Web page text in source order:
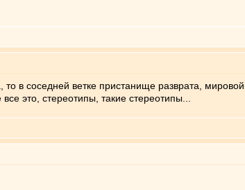
в соседней ветке пристанище разврата,
это, стереотипы, такие стереотипы...